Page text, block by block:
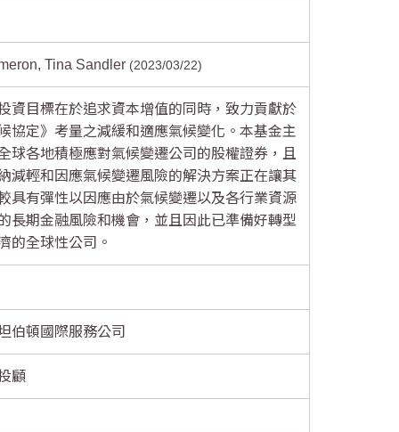
Tina Sandler 2023/03/22
資目標在於追求資本增值的同時，致力貢獻於
協定》考量之減緩和適應氣候變化。本基金主
球各地積極應對氣候變遷公司的股權證券，且
減輕和因應氣候變遷風險的解決方案正在讓其
具有彈性以因應由於氣候變遷以及各行業資源
長期金融風險和機會，並且因此已準備好轉型
的全球性公司。
伯頓國際服務公司
顧